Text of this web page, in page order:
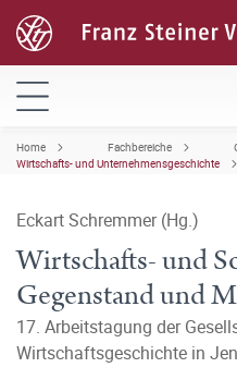
Home Fachbereiche
Wirtschafts- und Unternehmensgeschichte
Eckart Schremmer (Hg.)
Wirtschafts- und
Gegenstand und
17. Arbeitstagung der
Wirtschaftsgeschichte in